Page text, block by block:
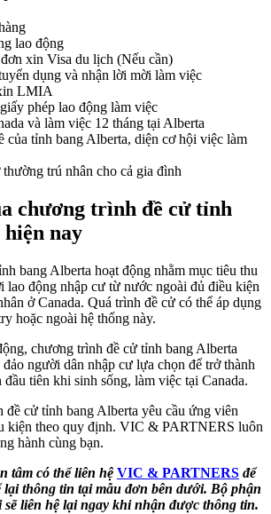
lao động
xin Visa du lịch (Nếu cần)
dụng và nhận lời mời làm việc
LMIA
phép lao động làm việc
và làm việc 12 tháng tại Alberta
của tỉnh bang Alberta, diện cơ hội việc làm
trú nhân cho cả gia đình
chương trình đề cử tỉnh
nay
bang Alberta hoạt động nhằm mục tiêu thu
lao động nhập cư từ nước ngoài đủ điều kiện
ở Canada. Quá trình đề cử có thể áp dụng
hoặc ngoài hệ thống này.
chương trình đề cử tỉnh bang Alberta
người dân nhập cư lựa chọn để trở thành
tiên khi sinh sống, làm việc tại Canada.
cử tỉnh bang Alberta yêu cầu ứng viên
kiện theo quy định. VIC & PARTNERS luôn
hành cùng bạn.
tâm có thể liên hệ VIC & PARTNERS để
lại thông tin tại mẫu đơn bên dưới. Bộ phận
liên hệ lại ngay khi nhận được thông tin.